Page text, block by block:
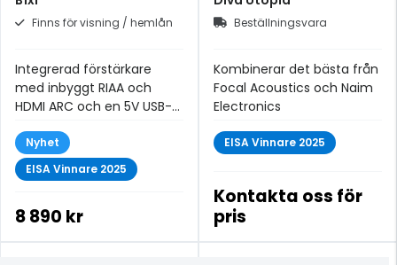
Finns för visning / hemlån
Integrerad förstärkare
med inbyggt RIAA och
HDMI ARC och en 5V USB-
högkvalitativ ström för en
extern streamer
Nyhet
EISA Vinnare 2025
8 890 kr
Beställningsvara
Kombinerar det bästa från
Focal Acoustics och Naim
Electronics
EISA Vinnare 2025
Kontakta oss för
pris